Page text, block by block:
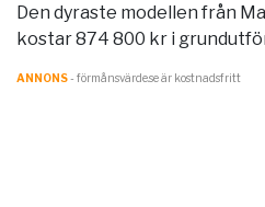
Den dyraste modellen från
kostar 874 800 kr i
ANNONS- förmånsvärde.se är kostnadsfritt